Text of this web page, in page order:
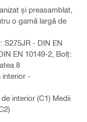
și preasamblat,
o gamă largă de
S275JR - DIN EN
EN 10149-2, Bolţ:
8
interior -
interior (C1) Medii